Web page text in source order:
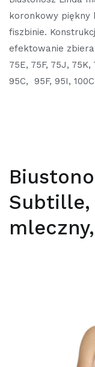
koronkowy piękny
fiszbinie.
efektowanie
75E, 75F, 75J,
95C, 95F, 95I,
Subtille,